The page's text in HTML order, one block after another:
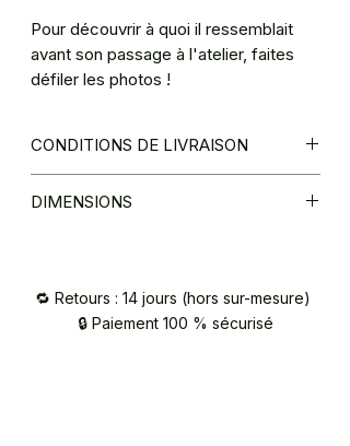
Pour découvrir à quoi il ressemblait
avant son passage à l'atelier, faites
défiler les photos !
CONDITIONS DE LIVRAISON
soins (92),
Livraison par le biais des transporteurs
du réseau COCOLIS (estimation du
DIMENSIONS
🔁 Retours : 14 jours (hors sur-mesure)
🔒 Paiement 100 % sécurisé